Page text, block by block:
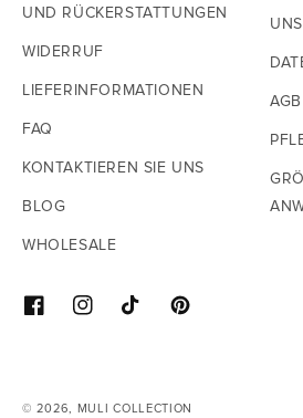
UND RÜCKERSTATTUNGEN
WIDERRUF
LIEFERINFORMATIONEN
FAQ
KONTAKTIEREN SIE UNS
BLOG
WHOLESALE
AGB
FACEBOOKINSTAGRAM
TIKTOKPINTEREST
© 2026, MULI COLLECTION